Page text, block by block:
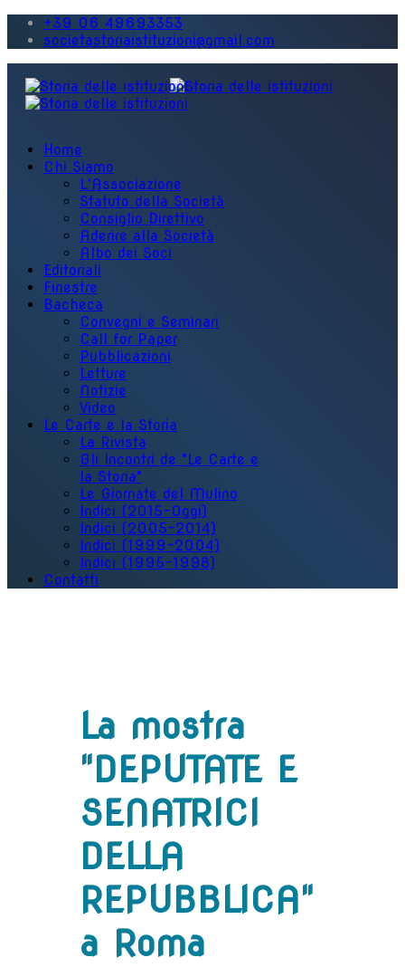
+39 06 49693353
societastoriaistituzioni@gmail.com
Home
Chi Siamo
L'Associazione
Statuto della Società
Consiglio Direttivo
Aderire alla Società
Albo dei Soci
Editoriali
Finestre
Bacheca
Convegni e Seminari
Call for Paper
Pubblicazioni
Letture
Notizie
Video
Le Carte e la Storia
La Rivista
Gli Incontri de "Le Carte e
la Storia"
Le Giornate del Mulino
Indici (2015-Oggi)
Indici (2005-2014)
Indici (1999-2004)
Indici (1995-1998)
Contatti
La mostra
"DEPUTATE E
SENATRICI
DELLA
REPUBBLICA"
a Roma